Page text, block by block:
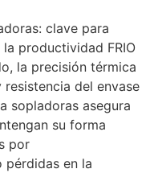
clave para
productividad FRIO
la precisión térmica
del envase
sopladoras asegura
su forma
por
pérdidas en la